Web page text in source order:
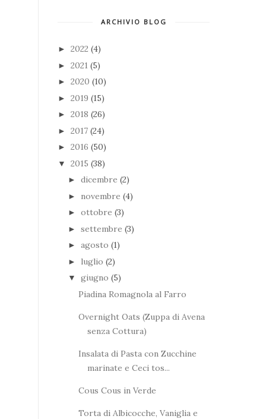
ARCHIVIO BLOG
► 2022 (4)
► 2021 (5)
► 2020 (10)
► 2019 (15)
► 2018 (26)
► 2017 (24)
► 2016 (50)
▼ 2015 (38)
► dicembre (2)
► novembre (4)
► ottobre (3)
► settembre (3)
► agosto (1)
► luglio (2)
▼ giugno (5)
Piadina Romagnola al Farro
Overnight Oats (Zuppa di Avena
senza Cottura)
Insalata di Pasta con Zucchine
marinate e Ceci tos...
Cous Cous in Verde
Torta di Albicocche, Vaniglia e